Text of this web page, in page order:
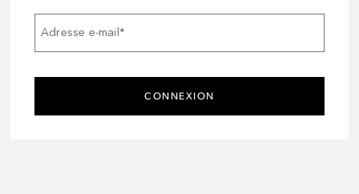
Adresse e-mail*
CONNEXION